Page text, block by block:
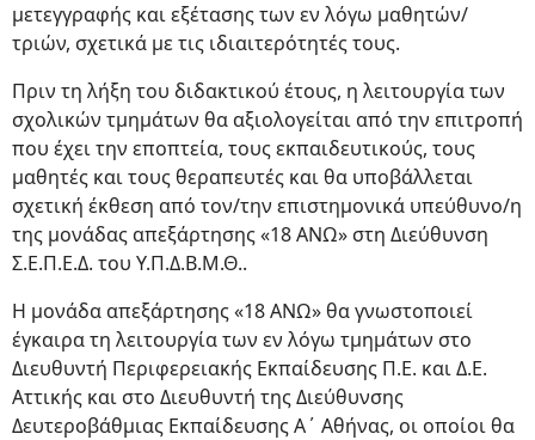
μετεγγραφής και εξέτασης των εν λόγω μαθητών/
τριών, σχετικά με τις ιδιαιτερότητές τους.
Πριν τη λήξη του διδακτικού έτους, η λειτουργία των
σχολικών τμημάτων θα αξιολογείται από την επιτροπή
που έχει την εποπτεία, τους εκπαιδευτικούς, τους
μαθητές και τους θεραπευτές και θα υποβάλλεται
σχετική έκθεση από τον/την επιστημονικά υπεύθυνο/η
της μονάδας απεξάρτησης «18 ΑΝΩ» στη Διεύθυνση
Σ.Ε.Π.Ε.Δ. του Υ.Π.Δ.Β.Μ.Θ..
Η μονάδα απεξάρτησης «18 ΑΝΩ» θα γνωστοποιεί
έγκαιρα τη λειτουργία των εν λόγω τμημάτων στο
Διευθυντή Περιφερειακής Εκπαίδευσης Π.Ε. και Δ.Ε.
Αττικής και στο Διευθυντή της Διεύθυνσης
Δευτεροβάθμιας Εκπαίδευσης Α΄ Αθήνας, οι οποίοι θα